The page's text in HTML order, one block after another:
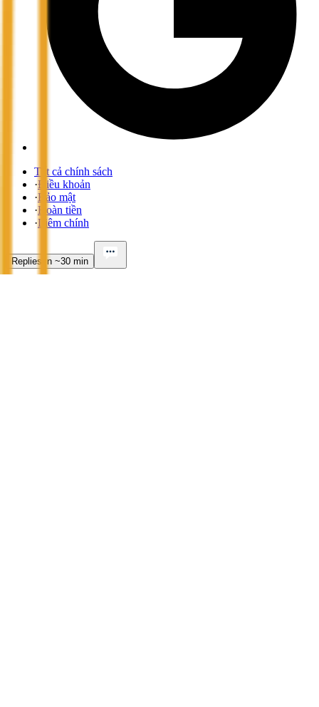
Tất cả chính sách
·Điều khoản
·Bảo mật
·Hoàn tiền
·Liêm chính
Replies in ~30 min